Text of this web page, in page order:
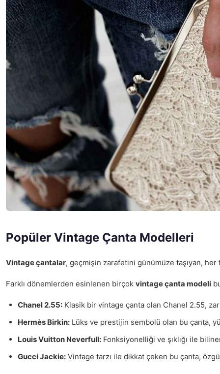
Popüler Vintage Çanta Modelleri
Vintage çantalar, geçmişin zarafetini günümüze taşıyan,
Farklı dönemlerden esinlenen birçok vintage çanta modeli
Chanel 2.55: Klasik bir vintage çanta olan Chanel 2.55,
Hermès Birkin: Lüks ve prestijin sembolü olan bu çanta,
Louis Vuitton Neverfull: Fonksiyonelliği ve şıklığı ile
Gucci Jackie: Vintage tarzı ile dikkat çeken bu çanta,